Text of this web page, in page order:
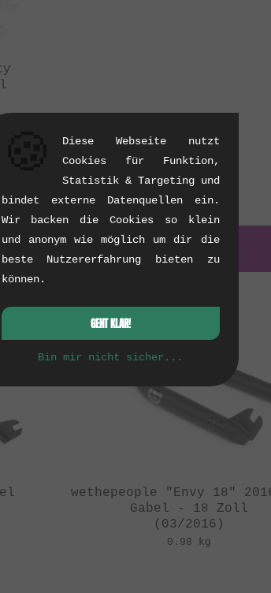
ARCHIV
wethepeople "Envy 18"
Gabel - 18 Zoll
(03/2016)
0.98 kg
Diese Webseite nutzt
Cookies für Funktion,
Statistik & Targeting und
bindet externe Datenquellen ein.
Wir backen die Cookies so klein
und anonym wie möglich um dir die
beste Nutzererfahrung bieten zu
können.
GEHT KLAR!
Bin mir nicht sicher...